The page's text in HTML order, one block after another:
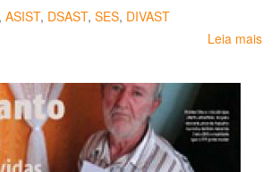
, ASIST, DSAST, SES, DIVAST
Leia mais